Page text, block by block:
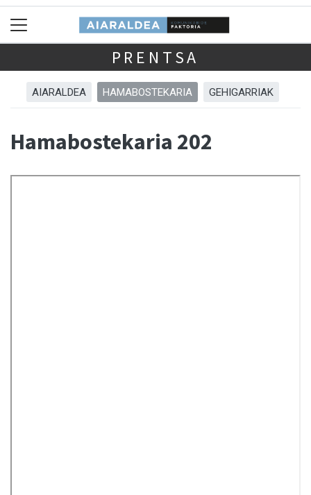
PRENTSA
AIARALDEA HAMABOSTEKARIA GEHIGARRIAK
Hamabostekaria 202